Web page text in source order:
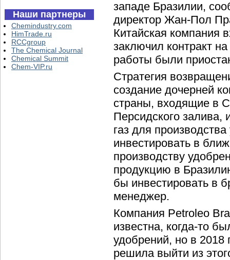
Наши партнеры
Chemindustry.com
HimTrade.ru
RCCgroup
The Chemical Journal
Chemical Summit
Chem-VIP.ru
западе Бразилии,
директор Жан-Пол
Китайская компания
заключил контракт
работы были
Стратегия
создание дочерней
страны, входящие в
Персидского
газ для
инвестировать в
производству
продукцию в
бы инвестировать в
менеджер.
Компания Petroleo
известна, когда-то
удобрений, но в 2018
решила выйти из